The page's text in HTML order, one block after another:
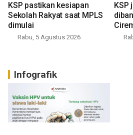
KSP pastikan kesiapan
Sekolah Rakyat saat MPLS
dimulai
Rabu, 5 Agustus 2026
KSP
Infografik